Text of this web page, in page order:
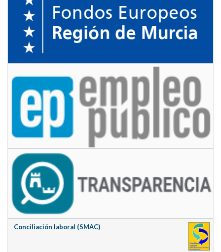
Conciliación laboral (SMAC)